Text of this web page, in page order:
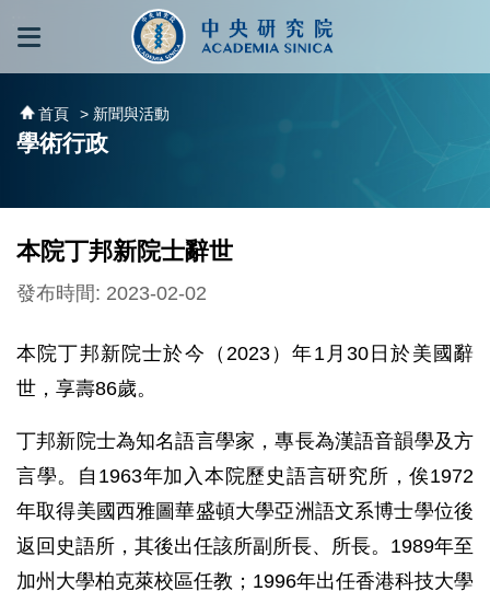
跳到主要內容區塊
首頁 > 新聞與活動
學術行政
本院丁邦新院士辭世
發布時間: 2023-02-02
本院丁邦新院士於今（2023）年1月30日於美國辭
世，享壽86歲。
丁邦新院士為知名語言學家，專長為漢語音韻學及方
言學。自1963年加入本院歷史語言研究所，俟1972
年取得美國西雅圖華盛頓大學亞洲語文系博士學位後
返回史語所，其後出任該所副所長、所長。1989年至
加州大學柏克萊校區任教；1996年出任香港科技大學